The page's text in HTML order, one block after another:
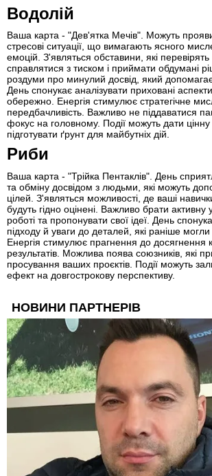
Водолій
Ваша карта - "Дев'ятка Мечів". Можуть
стресові ситуації, що вимагають ясного
емоцій. З'являться обставини, які перевірять
справлятися з тиском і приймати обдумані
роздуми про минулий досвід, який
День спонукає аналізувати приховані аспекти
обережно. Енергія стимулює стратегічне
передбачливість. Важливо не піддаватися
фокус на головному. Події можуть дати
підготувати ґрунт для майбутніх дій.
Риби
Ваша карта - "Трійка Пентаклів". День
та обміну досвідом з людьми, які можуть
цілей. З'являться можливості, де ваші
будуть гідно оцінені. Важливо брати активну
роботі та пропонувати свої ідеї. День
підходу й уваги до деталей, які раніше
Енергія стимулює прагнення до досягнення
результатів. Можлива поява союзників, які
просування ваших проєктів. Події можуть
ефект на довгострокову перспективу.